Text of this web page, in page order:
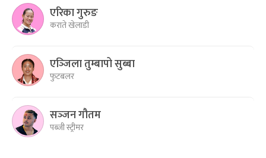
एरिका गुरुङ
कराते खेलाडी
एञ्‍जिला तुम्बापो सुब्बा
फुटबलर
सञ्‍जन गौतम
पब्जी स्ट्रीमर